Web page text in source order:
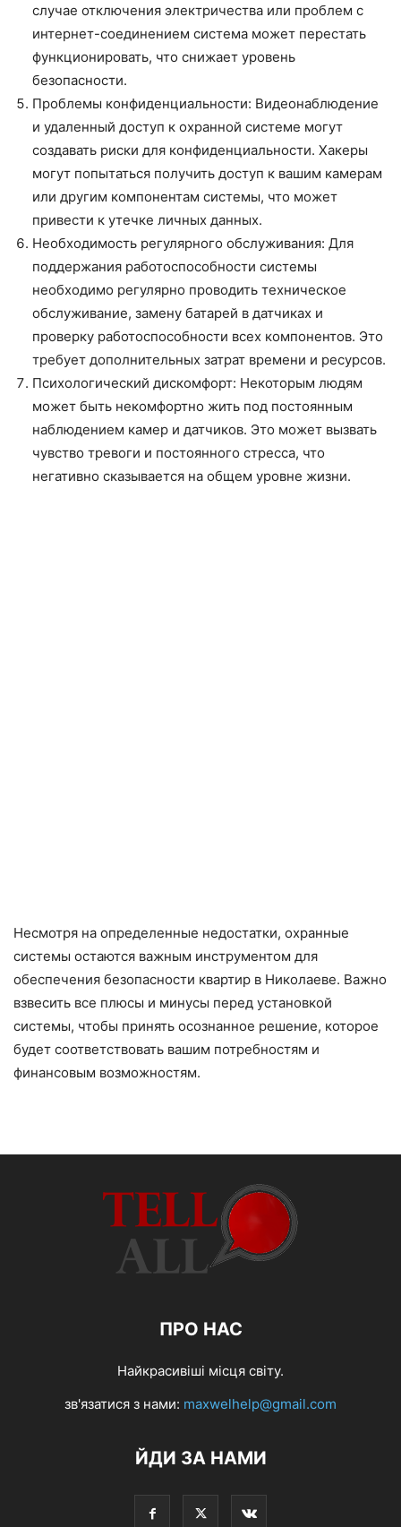
случае отключения электричества или проблем с
интернет-соединением система может перестать
функционировать, что снижает уровень
безопасности.
Проблемы конфиденциальности: Видеонаблюдение
и удаленный доступ к охранной системе могут
создавать риски для конфиденциальности. Хакеры
могут попытаться получить доступ к вашим камерам
или другим компонентам системы, что может
привести к утечке личных данных.
Необходимость регулярного обслуживания: Для
поддержания работоспособности системы
необходимо регулярно проводить техническое
обслуживание, замену батарей в датчиках и
проверку работоспособности всех компонентов. Это
требует дополнительных затрат времени и ресурсов.
Психологический дискомфорт: Некоторым людям
может быть некомфортно жить под постоянным
наблюдением камер и датчиков. Это может вызвать
чувство тревоги и постоянного стресса, что
негативно сказывается на общем уровне жизни.
Несмотря на определенные недостатки, охранные
системы остаются важным инструментом для
обеспечения безопасности квартир в Николаеве. Важно
взвесить все плюсы и минусы перед установкой
системы, чтобы принять осознанное решение, которое
будет соответствовать вашим потребностям и
финансовым возможностям.
ПРО НАС
Найкрасивіші місця світу.
зв'язатися з нами: maxwelhelp@gmail.com
ЙДИ ЗА НАМИ